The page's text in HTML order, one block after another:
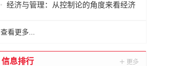
经济与管理：从控制论的角度来看经济
查看更多...
信息排行